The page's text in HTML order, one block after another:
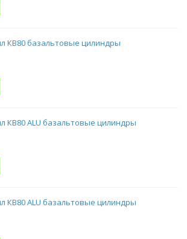
КВ80 базальтовые цилиндры
КВ80 ALU базальтовые цилиндры
КВ80 ALU базальтовые цилиндры